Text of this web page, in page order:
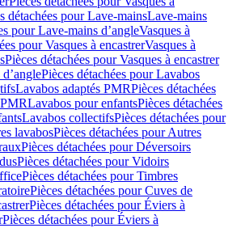
détachées pour Lave-mainsLave-mains
pour Lave-mains d’angleVasques à
pour Vasques à encastrerVasques à
Pièces détachées pour Vasques à encastrer
Pièces détachées pour Lavabos
Lavabos adaptés PMRPièces détachées
Lavabos pour enfantsPièces détachées
Lavabos collectifsPièces détachées pour
lavabosPièces détachées pour Autres
Pièces détachées pour Déversoirs
Pièces détachées pour Vidoirs
Pièces détachées pour Timbres
Pièces détachées pour Cuves de
Pièces détachées pour Éviers à
Pièces détachées pour Éviers à